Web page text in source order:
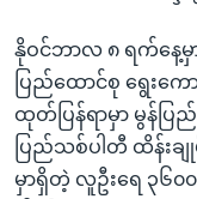
နိုဝင်ဘာလ ၈ ရက်နေ့
ပြည်ထောင်စု ရွေးက
ထုတ်ပြန်ရာမှာ မွန်ပြည်
ပြည်သစ်ပါတီ ထိန်းခ
မှာရှိတဲ့ လူဦးရေ ၃၆၀၀